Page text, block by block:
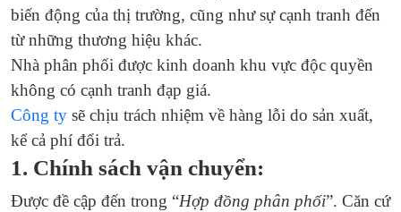
biến động của thị trường, cũng như sự cạnh tranh đến
từ những thương hiệu khác.
Nhà phân phối được kinh doanh khu vực độc quyền
không có cạnh tranh đạp giá.
Công ty sẽ chịu trách nhiệm về hàng lỗi do sản xuất,
kể cả phí đổi trả.
1. Chính sách vận chuyển:
Được đề cập đến trong “Hợp đồng phân phối”. Căn cứ